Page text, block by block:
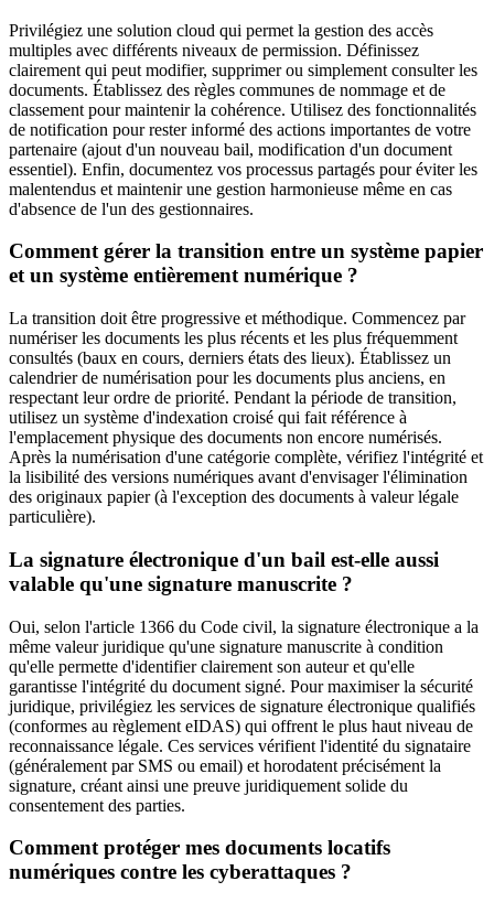
Privilégiez une solution cloud qui permet la gestion des accès
multiples avec différents niveaux de permission. Définissez
clairement qui peut modifier, supprimer ou simplement consulter les
documents. Établissez des règles communes de nommage et de
classement pour maintenir la cohérence. Utilisez des fonctionnalités
de notification pour rester informé des actions importantes de votre
partenaire (ajout d'un nouveau bail, modification d'un document
essentiel). Enfin, documentez vos processus partagés pour éviter les
malentendus et maintenir une gestion harmonieuse même en cas
d'absence de l'un des gestionnaires.
Comment gérer la transition entre un système papier
et un système entièrement numérique ?
La transition doit être progressive et méthodique. Commencez par
numériser les documents les plus récents et les plus fréquemment
consultés (baux en cours, derniers états des lieux). Établissez un
calendrier de numérisation pour les documents plus anciens, en
respectant leur ordre de priorité. Pendant la période de transition,
utilisez un système d'indexation croisé qui fait référence à
l'emplacement physique des documents non encore numérisés.
Après la numérisation d'une catégorie complète, vérifiez l'intégrité et
la lisibilité des versions numériques avant d'envisager l'élimination
des originaux papier (à l'exception des documents à valeur légale
particulière).
La signature électronique d'un bail est-elle aussi
valable qu'une signature manuscrite ?
Oui, selon l'article 1366 du Code civil, la signature électronique a la
même valeur juridique qu'une signature manuscrite à condition
qu'elle permette d'identifier clairement son auteur et qu'elle
garantisse l'intégrité du document signé. Pour maximiser la sécurité
juridique, privilégiez les services de signature électronique qualifiés
(conformes au règlement eIDAS) qui offrent le plus haut niveau de
reconnaissance légale. Ces services vérifient l'identité du signataire
(généralement par SMS ou email) et horodatent précisément la
signature, créant ainsi une preuve juridiquement solide du
consentement des parties.
Comment protéger mes documents locatifs
numériques contre les cyberattaques ?